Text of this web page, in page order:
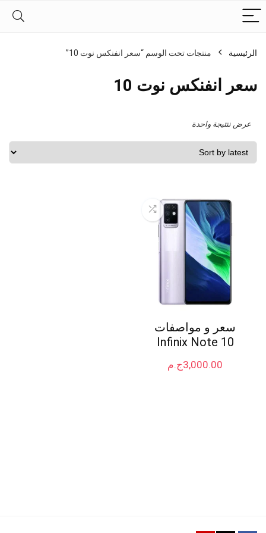
الرئيسية منتجات تحت الوسم “سعر انفنكس نوت 10”
سعر انفنكس نوت 10
عرض نتتيجة واحدة
سعر و مواصفات
Infinix Note 10
ج.م3,000.00